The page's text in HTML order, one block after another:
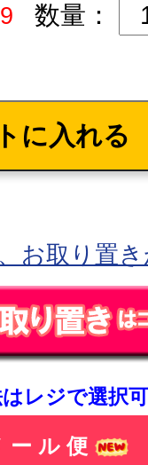
数量：
お取り置
レジで選択
ー ル 便